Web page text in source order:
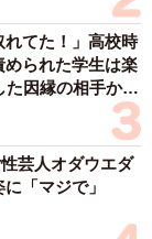
変に気が付い
。おそらく、
いくらいギリ
れからのこと
ことはでき
には一緒に移住
れてた！」高校時
られた学生は楽
因縁の相手から
芸人オダウエダ
「マジで」